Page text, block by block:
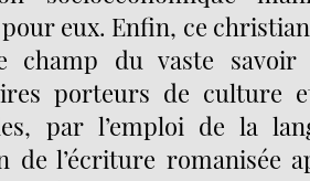
eux. Enfin, ce
champ du vaste
porteurs de culture
par l’emploi de la
de l’écriture romanisée